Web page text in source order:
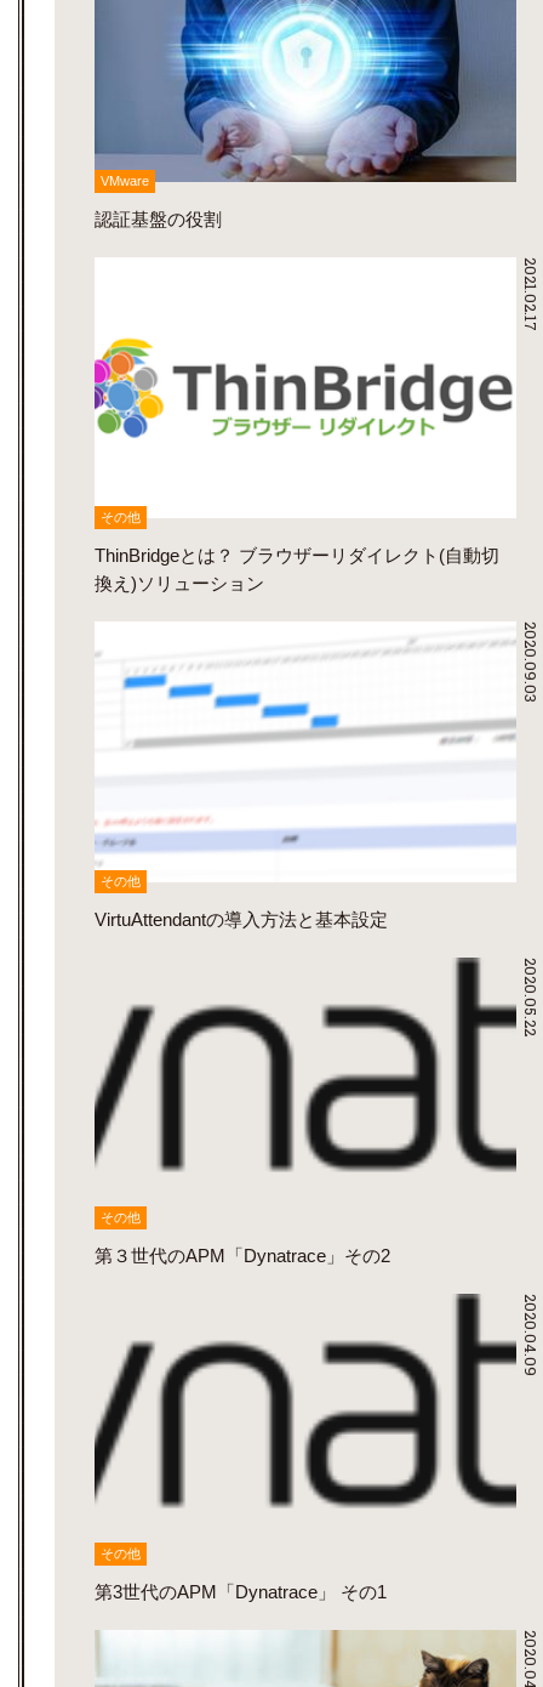
VMware
認証基盤の役割
2021.02.17
その他
ThinBridgeとは？ ブラウザーリダイレクト(自動切
換え)ソリューション
2020.09.03
その他
VirtuAttendantの導入方法と基本設定
2020.05.22
その他
第３世代のAPM「Dynatrace」その2
2020.04.09
その他
第3世代のAPM「Dynatrace」 その1
2020.04.01